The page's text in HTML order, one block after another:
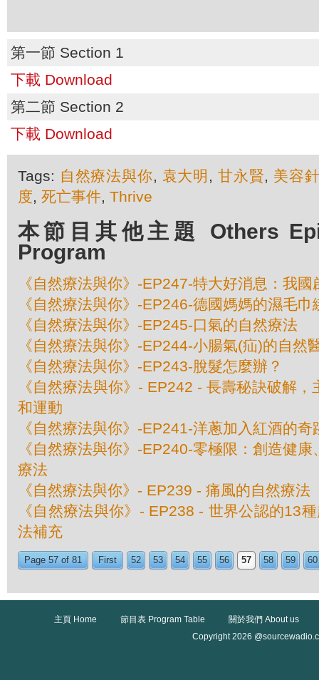
第一節 Section 1
下載 Download
第二節 Section 2
下載 Download
Tags: 自然療法與你, 袁大明 , 甘永賢, 美容
度, 死亡事件, Thrive
本節目其他主題 Others
Program
《自然療法與你》-EP247-特大好消息：我
《自然療法與你》-EP246-德國媽媽的濕毛巾
《自然療法與你》-EP245-口氣的自然療法
《自然療法與你》-EP244-小腸氣(疝)的自然
《自然療法與你》-EP243-脫髮怎麼辦？
《自然療法與你》- EP242 - 長壽秘訣破解
和運動
《自然療法與你》-EP241-洋蔥加入紅酒的奇
《自然療法與你》-EP240-零極限：創造健
療法
《自然療法與你》- EP239 - 痛風的自然療法
《自然療法與你》- EP238 - 世界公認的13
法補充
Page 57 of 81 First 52 53 54 55 56 57 58 59 60
主頁 Home 節目表 Program Table
關於我們 About us
Copyright 2026